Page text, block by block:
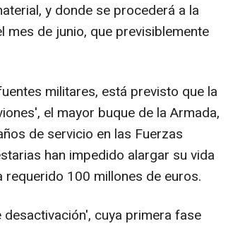
y donde se procederá a la
de junio, que previsiblemente
militares, está previsto que la
el mayor buque de la Armada,
de servicio en las Fuerzas
han impedido alargar su vida
requerido 100 millones de euros.
cuya primera fase